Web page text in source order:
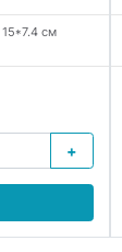
15*7.4 см
+